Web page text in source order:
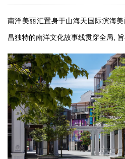
头条资讯
业 界
人 物
地 产
快速搜索
企业招聘
企业会员
南洋美丽汇置身于山海天国际滨海
昌独特的南洋文化故事线贯穿全局,